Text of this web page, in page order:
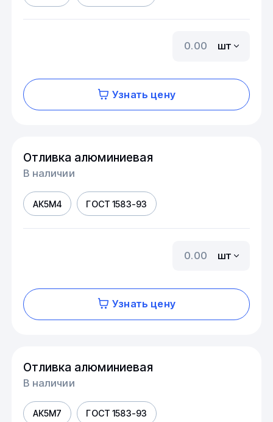
шт
Узнать цену
Отливка алюминиевая
В наличии
АК5М4 ГОСТ 1583-93
шт
Узнать цену
Отливка алюминиевая
В наличии
АК5М7 ГОСТ 1583-93